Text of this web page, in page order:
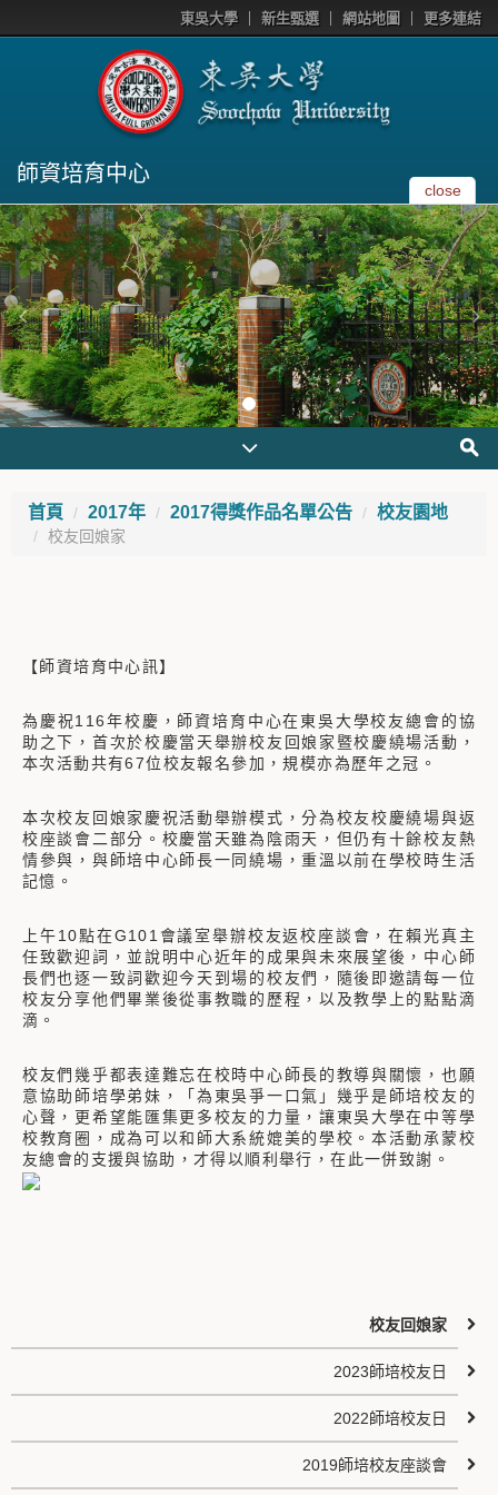
東吳大學 新生甄選 網站地圖 更多連結
師資培育中心
close
首頁 2017年 2017得獎作品名單公告 校友園地
校友回娘家
【師資培育中心訊】
為慶祝116年校慶，師資培育中心在東吳大學校友總會的協
助之下，首次於校慶當天舉辦校友回娘家暨校慶繞場活動，
本次活動共有67位校友報名參加，規模亦為歷年之冠。
本次校友回娘家慶祝活動舉辦模式，分為校友校慶繞場與返
校座談會二部分。校慶當天雖為陰雨天，但仍有十餘校友熱
情參與，與師培中心師長一同繞場，重溫以前在學校時生活
記憶。
上午10點在G101會議室舉辦校友返校座談會，在賴光真主
任致歡迎詞，並說明中心近年的成果與未來展望後，中心師
長們也逐一致詞歡迎今天到場的校友們，隨後即邀請每一位
校友分享他們畢業後從事教職的歷程，以及教學上的點點滴
滴。
校友們幾乎都表達難忘在校時中心師長的教導與關懷，也願
意協助師培學弟妹，「為東吳爭一口氣」幾乎是師培校友的
心聲，更希望能匯集更多校友的力量，讓東吳大學在中等學
校教育圈，成為可以和師大系統媲美的學校。本活動承蒙校
友總會的支援與協助，才得以順利舉行，在此一併致謝。
校友回娘家
2023師培校友日
2022師培校友日
2019師培校友座談會